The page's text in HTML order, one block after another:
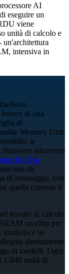
AI
eseguire un
viene
unità di calcolo e
un'architettura
intensiva in
-
di una
di
Memory Unit
le
fluiscono attraverso
dataflow.
da
di montaggio, con
quella corrente è
tessuto di calcolo
on-chip per
in
direttamente
di modelli. Ogni
1.040 unità di